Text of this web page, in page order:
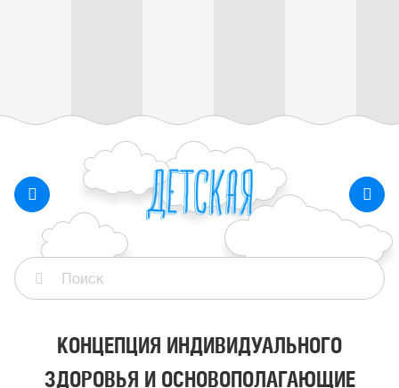
КОНЦЕПЦИЯ ИНДИВИДУАЛЬНОГО
ЗДОРОВЬЯ И ОСНОВОПОЛАГАЮЩИЕ